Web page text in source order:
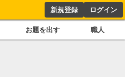
新規登録 ログイン
お題を出す 職人